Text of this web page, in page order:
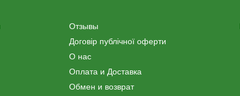
Отзывы
Договір публічної оферти
О нас
Оплата и Доставка
Обмен и возврат